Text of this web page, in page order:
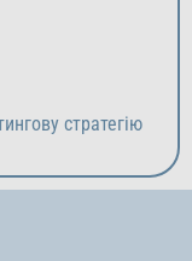
стратегію